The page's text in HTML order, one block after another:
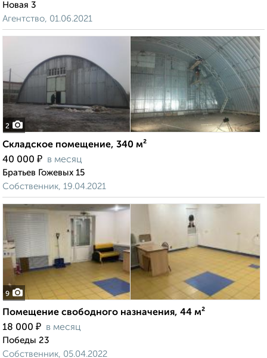
Новая 3
Агентство, 01.06.2021
2
Складское помещение, 340 м²
40 000 ₽ в месяц
Братьев Гожевых 15
Собственник, 19.04.2021
9
Помещение свободного назначения, 44 м²
18 000 ₽ в месяц
Победы 23
Собственник, 05.04.2022